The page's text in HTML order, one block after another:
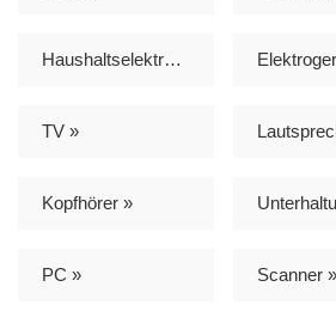
Haushaltselektronik »
TV »
Kopfhörer »
PC » Scanner »